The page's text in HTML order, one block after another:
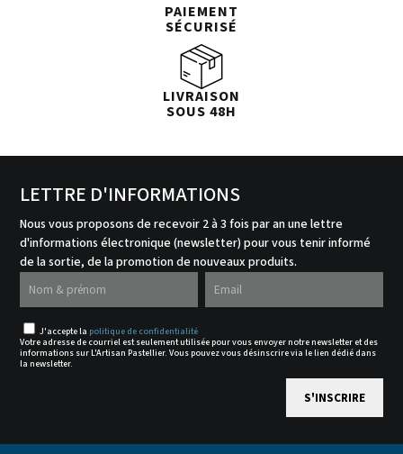
PAIEMENT
SÉCURISÉ
LIVRAISON
SOUS 48H
LETTRE D'INFORMATIONS
Nous vous proposons de recevoir 2 à 3 fois par an une lettre
d'informations électronique (newsletter) pour vous tenir informé
de la sortie, de la promotion de nouveaux produits.
J'accepte la politique de confidentialité
Votre adresse de courriel est seulement utilisée pour vous envoyer notre newsletter et des
informations sur L'Artisan Pastellier. Vous pouvez vous désinscrire via le lien dédié dans
la newsletter.